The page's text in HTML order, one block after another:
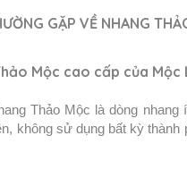
GẶP VỀ NHANG
Mộc cao cấp của
Thảo Mộc là dòng nhang
không sử dụng bất kỳ thành